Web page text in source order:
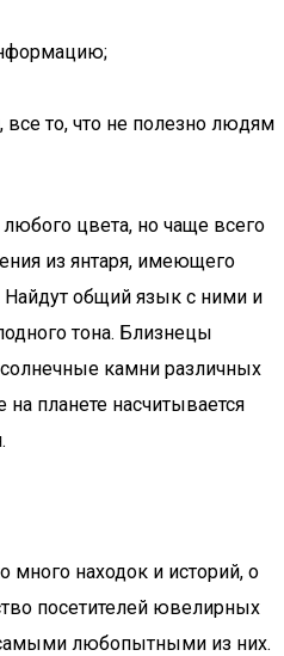
все то, что не полезно людям
цвета, но чаще всего
из янтаря, имеющего
общий язык с ними и
тона. Близнецы
камни различных
планете насчитывается
находок и историй, о
посетителей ювелирных
любопытными из них.